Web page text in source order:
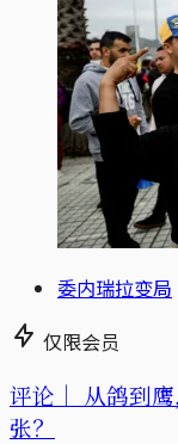
委内瑞拉变局
仅限会员
评论｜ 从鸽到
张？